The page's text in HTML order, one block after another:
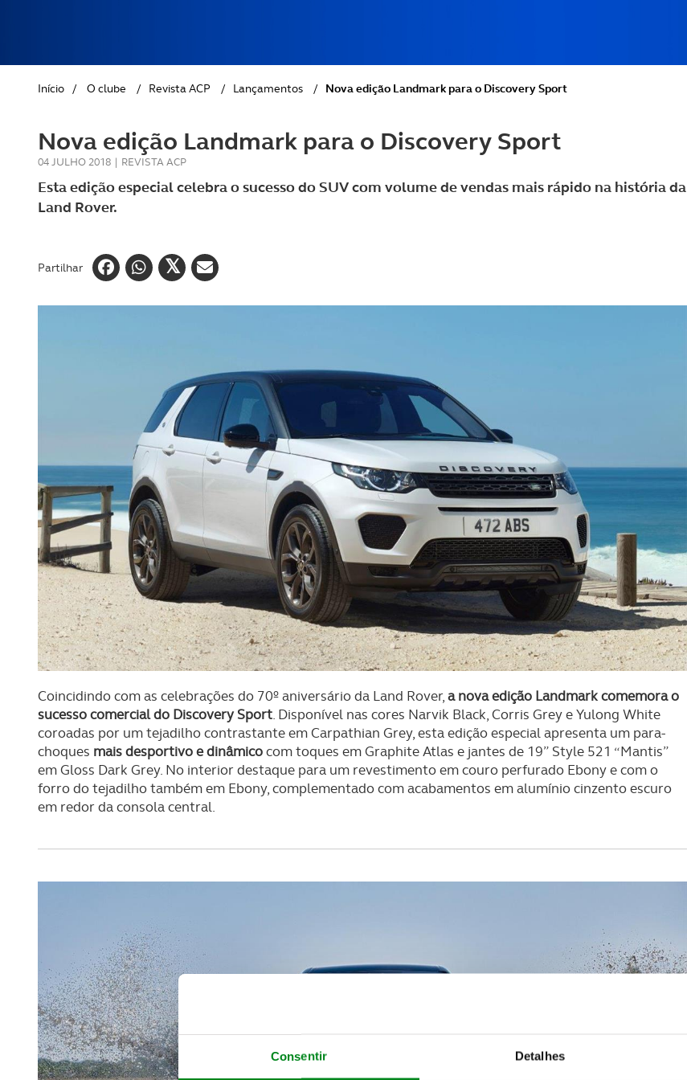
Consentir Detalhes
GOLFE
AUTOCARAVANISMO
Início / O clube / Revista ACP / Lançamentos / Nova edição Landmark para o Discovery Sport
Nova edição Landmark para o Discovery Sport
04 JULHO 2018 | REVISTA ACP
Esta edição especial celebra o sucesso do SUV com volume de vendas mais rápido na história da
Land Rover.
Partilhar
Coincidindo com as celebrações do 70º aniversário da Land Rover,a nova edição Landmark comemora o
sucesso comercial do Discovery Sport. Disponível nas cores Narvik Black, Corris Grey e Yulong White
coroadas por um tejadilho contrastante em Carpathian Grey, esta edição especial apresenta um para-
choques mais desportivo e dinâmicocom toques em Graphite Atlas e jantes de 19” Style 521 “Mantis”
em Gloss Dark Grey. No interior destaque para um revestimento em couro perfurado Ebony e com o
forro do tejadilho também em Ebony, complementado com acabamentos em alumínio cinzento escuro
em redor da consola central.